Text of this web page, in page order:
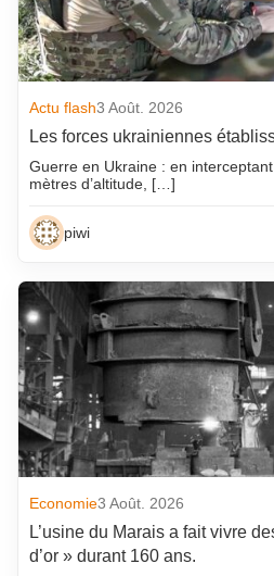
Actu flash3 Août. 2026
Les forces ukrainiennes
Guerre en Ukraine : en
mètres d’altitude, […]
piwi
Economie3 Août. 2026
L’usine du Marais a fait vivre
d’or » durant 160 ans.